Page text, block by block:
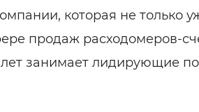
которая не только
продаж расходомеров-
лет занимает лидирующие